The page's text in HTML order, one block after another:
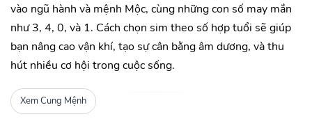
vào ngũ hành và mệnh Mộc, cùng những con số may mắn
như 3, 4, 0, và 1. Cách chọn sim theo số hợp tuổi sẽ giúp
bạn nâng cao vận khí, tạo sự cân bằng âm dương, và thu
hút nhiều cơ hội trong cuộc sống.
Xem Cung Mệnh